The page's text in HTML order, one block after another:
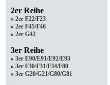
2er Reihe
» 2er F22/F23
» 2er F45/F46
» 2er G42
3er Reihe
» 3er E90/E91/E92/E93
» 3er F30/F31/F34/F80
» 3er G20/G21/G80/G81